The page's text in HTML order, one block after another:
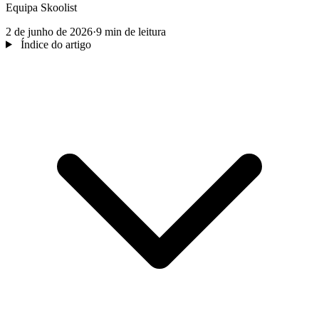
Equipa Skoolist
2 de junho de 2026·9 min de leitura
Índice do artigo